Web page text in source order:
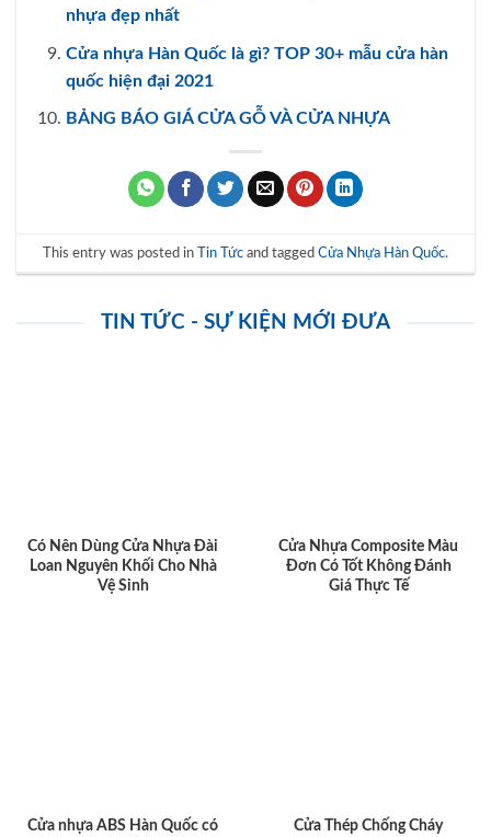
nhựa đẹp nhất
Cửa nhựa Hàn Quốc là gì? TOP 30+ mẫu cửa hàn
quốc hiện đại 2021
BẢNG BÁO GIÁ CỬA GỖ VÀ CỬA NHỰA
This entry was posted in Tin Tức and tagged Cửa Nhựa Hàn Quốc.
TIN TỨC - SỰ KIỆN MỚI ĐƯA
Có Nên Dùng Cửa Nhựa Đài
Loan Nguyên Khối Cho Nhà
Vệ Sinh
Cửa Nhựa Composite Màu
Đơn Có Tốt Không Đánh
Giá Thực Tế
Cửa nhựa ABS Hàn Quốc có
Cửa Thép Chống Cháy